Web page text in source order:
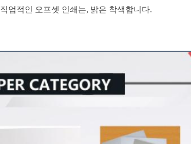
직업적인 오프셋 인쇄는, 밝은 착색합니다.